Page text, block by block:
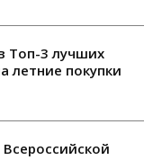
Топ-3 лучших
летние покупки